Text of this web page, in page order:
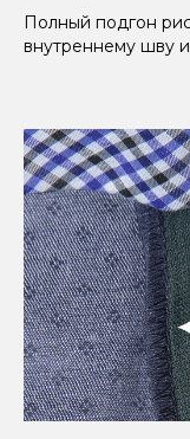
Полный подгон
внутреннему шву